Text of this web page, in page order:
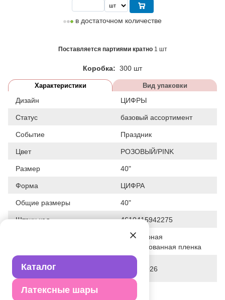
Каталог
Латексные шары
в достаточном количестве
Поставляется партиями кратно 1 шт
Коробка: 300 шт
Характеристики Вид упаковки
Дизайн ЦИФРЫ
Статус базовый ассортимент
Событие Праздник
Цвет РОЗОВЫЙ/PINK
Размер 40"
Форма ЦИФРА
Общие размеры 40"
Штрих код 4610415942275
Полимерная
фольгированная пленка
Дата последнего изменения
31-03-2026
Вес